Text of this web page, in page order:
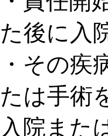
た後に入
・その疾
たは手術
入院また